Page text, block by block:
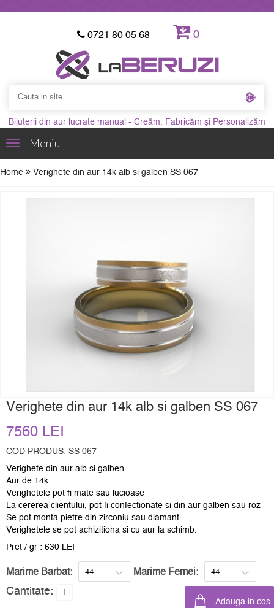
0721 80 05 68 0
Bijuterii din aur lucrate manual - Creăm, Fabricăm și Personalizăm
ToggleMeniu
Home Verighete din aur 14k alb si galben SS 067
Verighete din aur 14k alb si galben SS 067
7560 LEI
COD PRODUS: SS 067
Verighete din aur alb si galben
Aur de 14k
Verighetele pot fi mate sau lucioase
La cererea clientului, pot fi confectionate si din aur galben sau roz
Se pot monta pietre din zirconiu sau diamant
Verighetele se pot achizitiona si cu aur la schimb.
Pret / gr : 630 LEI
Marime Barbat: Marime Femei:
Cantitate: